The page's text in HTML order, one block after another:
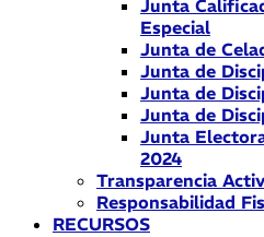
Junta
Especial
Junta de
Junta de
Junta de
Junta de
Junta
2024
Transparencia
Responsabilidad
RECURSOS